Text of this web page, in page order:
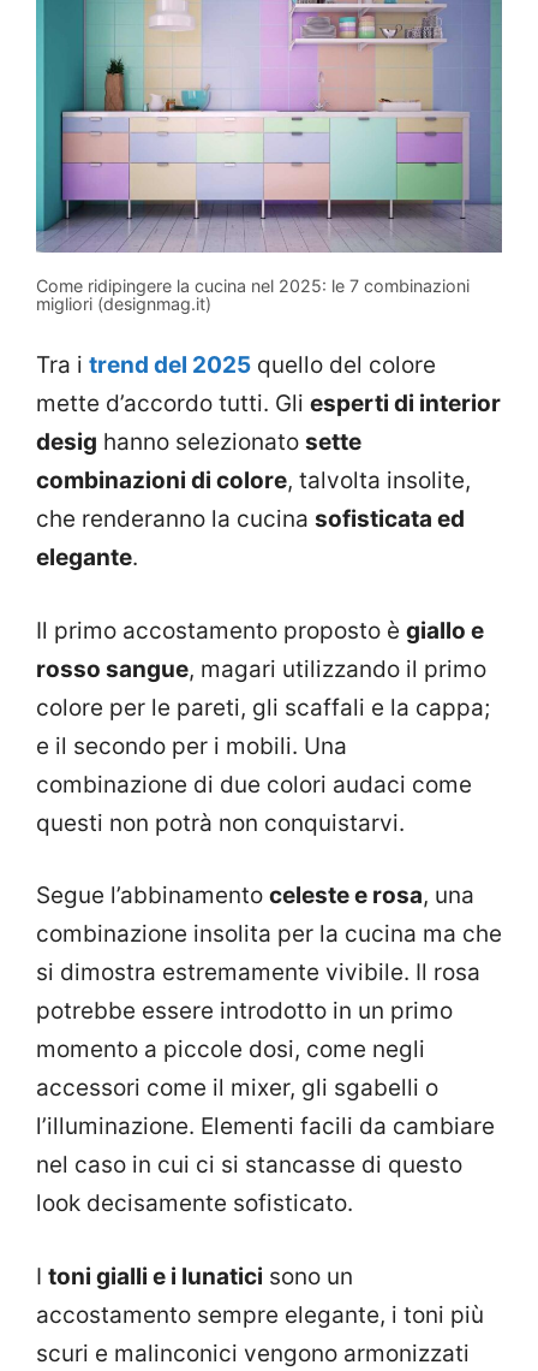
Come ridipingere la cucina nel 2025: le 7 combinazioni
migliori (designmag.it)
Tra i trend del 2025 quello del colore
mette d’accordo tutti. Gli esperti di interior
desig hanno selezionato sette
combinazioni di colore, talvolta insolite,
che renderanno la cucina sofisticata ed
elegante.
Il primo accostamento proposto è giallo e
rosso sangue, magari utilizzando il primo
colore per le pareti, gli scaffali e la cappa;
e il secondo per i mobili. Una
combinazione di due colori audaci come
questi non potrà non conquistarvi.
Segue l’abbinamento celeste e rosa, una
combinazione insolita per la cucina ma che
si dimostra estremamente vivibile. Il rosa
potrebbe essere introdotto in un primo
momento a piccole dosi, come negli
accessori come il mixer, gli sgabelli o
l’illuminazione. Elementi facili da cambiare
nel caso in cui ci si stancasse di questo
look decisamente sofisticato.
I toni gialli e i lunatici sono un
accostamento sempre elegante, i toni più
scuri e malinconici vengono armonizzati